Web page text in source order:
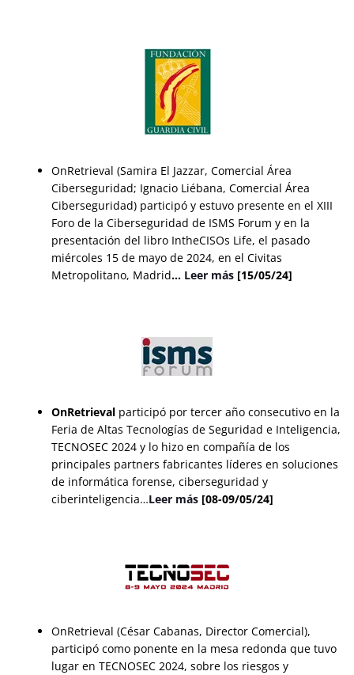
OnRetrieval (Samira El Jazzar, Comercial Área
Ciberseguridad; Ignacio Liébana, Comercial Área
Ciberseguridad) participó y estuvo presente en el XIII
Foro de la Ciberseguridad de ISMS Forum y en la
presentación del libro IntheCISOs Life, el pasado
miércoles 15 de mayo de 2024, en el Civitas
Metropolitano, Madrid… Leer más [15/05/24]
OnRetrieval participó por tercer año consecutivo en la
Feria de Altas Tecnologías de Seguridad e Inteligencia,
TECNOSEC 2024 y lo hizo en compañía de los
principales partners fabricantes líderes en soluciones
de informática forense, ciberseguridad y
ciberinteligencia…Leer más [08-09/05/24]
OnRetrieval (César Cabanas, Director Comercial),
participó como ponente en la mesa redonda que tuvo
lugar en TECNOSEC 2024, sobre los riesgos y